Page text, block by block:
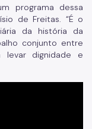
programa dessa
de Freitas. “É o
da história da
conjunto entre
levar dignidade e